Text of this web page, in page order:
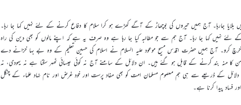
جارہا۔ آج ہمیں تیروں کی بوچھاڑ کے آگے کھڑے ہو کرا سلام کا دفاع کرنے کے لئے نہیں کہا جا رہا۔
کہا جا رہا۔ آج ہم سے جو مطالبہ کیا جا رہا ہے وہ صرف یہ ہے کہ اپنے مالوں کو بھی دین کی راہ
کرو۔ آج ہمیں حضرت اقدس مسیح موعود علیہ السلام نے اسلام کی حسین تعلیم کے وہ بے بہا خزانے دے
منہ بند کرنے کے قابل ہو گئے ہیں۔ ان دلائل کے سامنے آج نہ کوئی عیسائی ٹھہر سکتا ہے نہ یہودی، نہ
دلائل کے ذریعے سے ہی ہم معصوم مسلمان امت کو بھی مفاد پرست اور خود غرض اور نام نہاد علماء کے چنگل
فساد پیدا کرنا ہے۔